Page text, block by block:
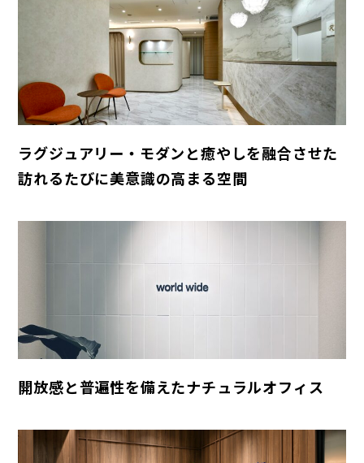
ラグジュアリー・モダンと癒やしを融合させた
訪れるたびに美意識の高まる空間
開放感と普遍性を備えたナチュラルオフィス